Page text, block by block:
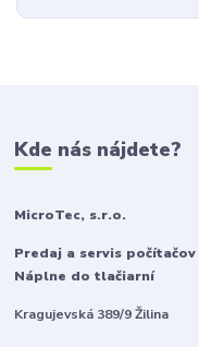
Kde nás nájdete?
MicroTec, s.r.o.
Predaj a servis počítačov
Náplne do tlačiarní
Kragujevská 389/9 Žilina